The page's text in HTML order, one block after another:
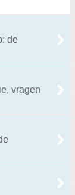
de
vragen